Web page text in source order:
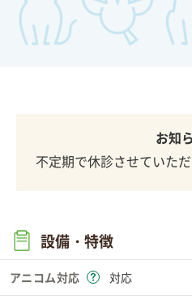
お知
不定期で休診させていた
設備・特徴
アニコム対応 対応